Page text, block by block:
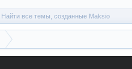
Найти все темы, созданные Maksio